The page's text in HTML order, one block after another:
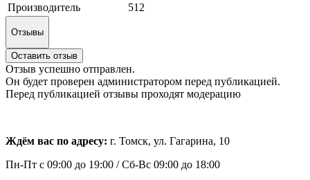
Производитель
512
Отзывы
Оставить отзыв
Отзыв успешно отправлен.
Он будет проверен администратором перед публикацией.
Перед публикацией отзывы проходят модерацию
Ждём вас по адресу: г. Томск, ул. Гагарина, 10
Пн-Пт с 09:00 до 19:00 /Сб-Вс 09:00 до 18:00